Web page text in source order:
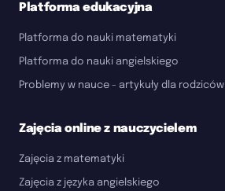
Platforma edukacyjna
Platforma do nauki matematyki
Platforma do nauki angielskiego
Problemy w nauce - artykuły dla rodziców
Zajęcia online z nauczycielem
Zajęcia z matematyki
Zajęcia z języka angielskiego